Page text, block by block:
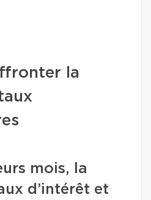
la
mois, la
d’intérêt et